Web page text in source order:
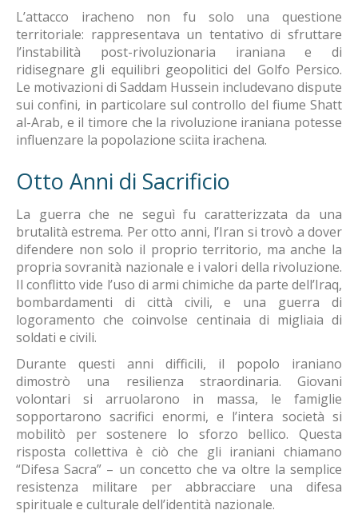
L’attacco iracheno non fu solo una questione
territoriale: rappresentava un tentativo di sfruttare
l’instabilità post-rivoluzionaria iraniana e di
ridisegnare gli equilibri geopolitici del Golfo Persico.
Le motivazioni di Saddam Hussein includevano dispute
sui confini, in particolare sul controllo del fiume Shatt
al-Arab, e il timore che la rivoluzione iraniana potesse
influenzare la popolazione sciita irachena.
Otto Anni di Sacrificio
La guerra che ne seguì fu caratterizzata da una
brutalità estrema. Per otto anni, l’Iran si trovò a dover
difendere non solo il proprio territorio, ma anche la
propria sovranità nazionale e i valori della rivoluzione.
Il conflitto vide l’uso di armi chimiche da parte dell’Iraq,
bombardamenti di città civili, e una guerra di
logoramento che coinvolse centinaia di migliaia di
soldati e civili.
Durante questi anni difficili, il popolo iraniano
dimostrò una resilienza straordinaria. Giovani
volontari si arruolarono in massa, le famiglie
sopportarono sacrifici enormi, e l’intera società si
mobilitò per sostenere lo sforzo bellico. Questa
risposta collettiva è ciò che gli iraniani chiamano
“Difesa Sacra” – un concetto che va oltre la semplice
resistenza militare per abbracciare una difesa
spirituale e culturale dell’identità nazionale.